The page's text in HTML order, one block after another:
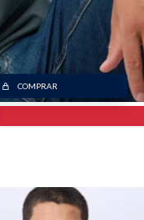
COMPRAR